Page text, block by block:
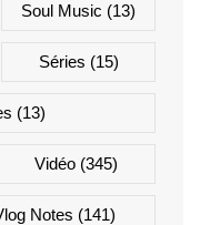
Soul Music (13)
Séries (15)
(13)
Vidéo (345)
Notes (141)